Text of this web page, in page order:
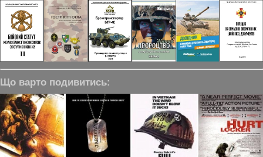
Що варто подивитись: